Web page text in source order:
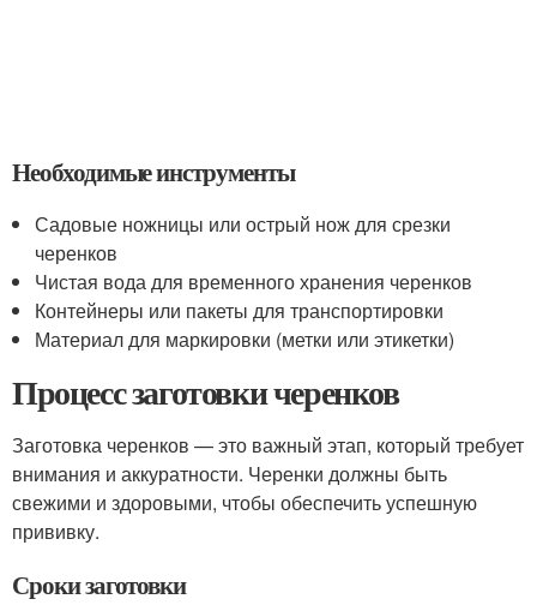
Необходимые инструменты
Садовые ножницы или острый нож для срезки
черенков
Чистая вода для временного хранения черенков
Контейнеры или пакеты для транспортировки
Материал для маркировки (метки или этикетки)
Процесс заготовки черенков
Заготовка черенков — это важный этап, который требует
внимания и аккуратности. Черенки должны быть
свежими и здоровыми, чтобы обеспечить успешную
прививку.
Сроки заготовки